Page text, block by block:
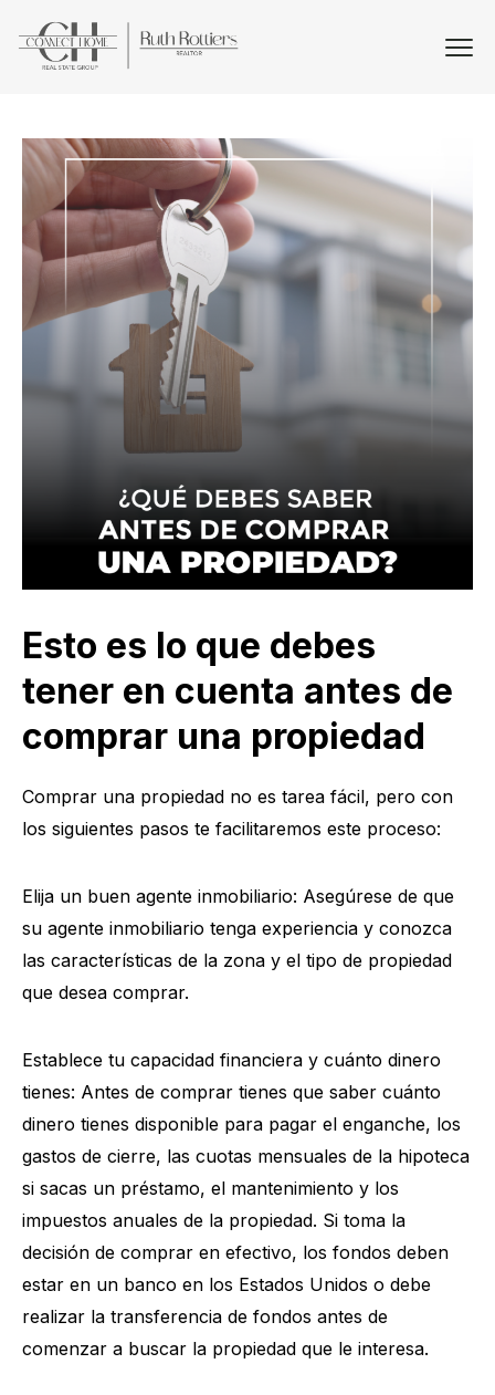
Esto es lo que debes
tener en cuenta antes de
comprar una propiedad
Comprar una propiedad no es tarea fácil, pero con
los siguientes pasos te facilitaremos este proceso:
Elija un buen agente inmobiliario: Asegúrese de que
su agente inmobiliario tenga experiencia y conozca
las características de la zona y el tipo de propiedad
que desea comprar.
Establece tu capacidad financiera y cuánto dinero
tienes: Antes de comprar tienes que saber cuánto
dinero tienes disponible para pagar el enganche, los
gastos de cierre, las cuotas mensuales de la hipoteca
si sacas un préstamo, el mantenimiento y los
impuestos anuales de la propiedad. Si toma la
decisión de comprar en efectivo, los fondos deben
estar en un banco en los Estados Unidos o debe
realizar la transferencia de fondos antes de
comenzar a buscar la propiedad que le interesa.